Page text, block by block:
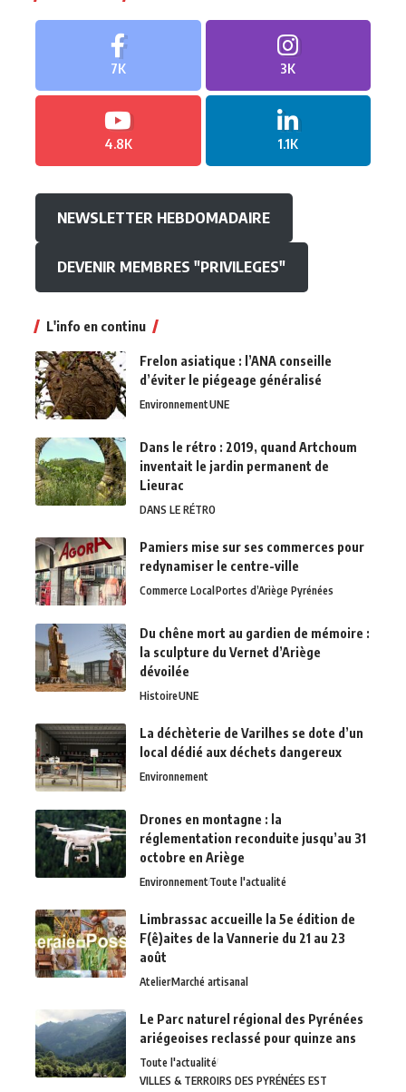
7K 3K
4.8K 1.1K
NEWSLETTER HEBDOMADAIRE
DEVENIR MEMBRES "PRIVILEGES"
L'info en continu
Frelon asiatique : l’ANA conseille
d’éviter le piégeage généralisé
EnvironnementUNE
Dans le rétro : 2019, quand Artchoum
inventait le jardin permanent de
Lieurac
DANS LE RÉTRO
Pamiers mise sur ses commerces pour
redynamiser le centre-ville
Commerce LocalPortes d’Ariège Pyrénées
Du chêne mort au gardien de mémoire :
la sculpture du Vernet d’Ariège
dévoilée
HistoireUNE
La déchèterie de Varilhes se dote d’un
local dédié aux déchets dangereux
Environnement
Drones en montagne : la
réglementation reconduite jusqu’au 31
octobre en Ariège
EnvironnementToute l'actualité
Limbrassac accueille la 5e édition de
F(ê)aites de la Vannerie du 21 au 23
août
AtelierMarché artisanal
Le Parc naturel régional des Pyrénées
ariégeoises reclassé pour quinze ans
Toute l'actualité
VILLES & TERROIRS DES PYRÉNÉES EST